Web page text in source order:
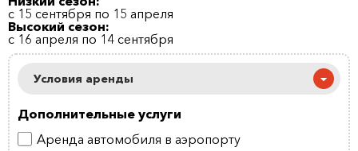
с 15 сентября по 15 апреля
Высокий сезон:
с 16 апреля по 14 сентября
Условия аренды
Дополнительные услуги
Аренда автомобиля в аэропорту